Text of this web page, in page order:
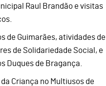
Raul Brandão e visitas
de Guimarães, atividades de
de Solidariedade Social, e
Duques de Bragança.
Criança no Multiusos de